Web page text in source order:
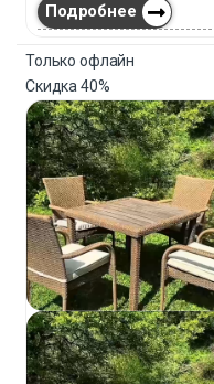
Подробнее
Только офлайн
Скидка40%